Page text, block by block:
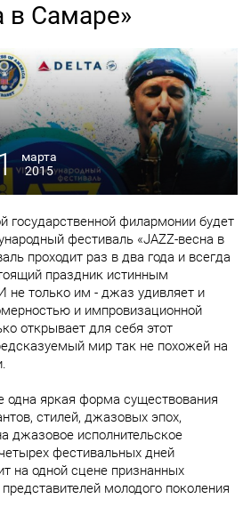
в Самаре»
марта
2015
государственной филармонии будет
фестиваль «JAZZ-весна в
проходит раз в два года и всегда
праздник истинным
не только им - джаз удивляет и
и импровизационной
открывает для себя этот
мир так не похожей на
одна яркая форма существования
стилей, джазовых эпох,
джазовое исполнительское
фестивальных дней
на одной сцене признанных
молодого поколения